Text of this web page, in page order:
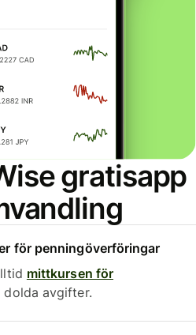
gratisapp
för penningöverföringar
mittkursen för
dolda avgifter.